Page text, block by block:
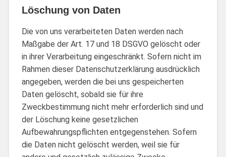
Löschung von Daten
Die von uns verarbeiteten Daten werden nach
Maßgabe der Art. 17 und 18 DSGVO gelöscht oder
in ihrer Verarbeitung eingeschränkt. Sofern nicht im
Rahmen dieser Datenschutzerklärung ausdrücklich
angegeben, werden die bei uns gespeicherten
Daten gelöscht, sobald sie für ihre
Zweckbestimmung nicht mehr erforderlich sind und
der Löschung keine gesetzlichen
Aufbewahrungspflichten entgegenstehen. Sofern
die Daten nicht gelöscht werden, weil sie für